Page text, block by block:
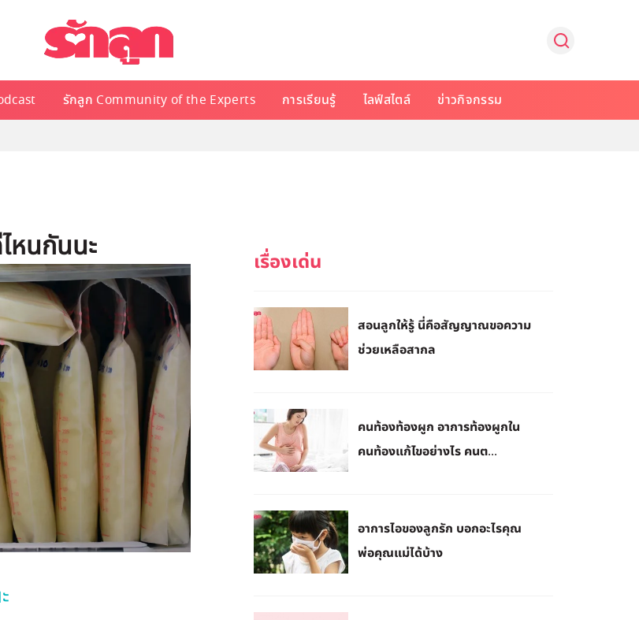
รักลูก Community of the Experts การเรียนรู้ ไลฟ์สไตล์ ข่าวกิจกรรม
หนกันนะ
สอนลูกให้รู้ นี่คือสัญญาณขอความ
ช่วยเหลือสากล
คนท้องท้องผูก อาการท้องผูกใน
คนท้องแก้ไขอย่างไร คนต...
​อาการไอของลูกรัก บอกอะไรคุณ
พ่อคุณแม่ได้บ้าง